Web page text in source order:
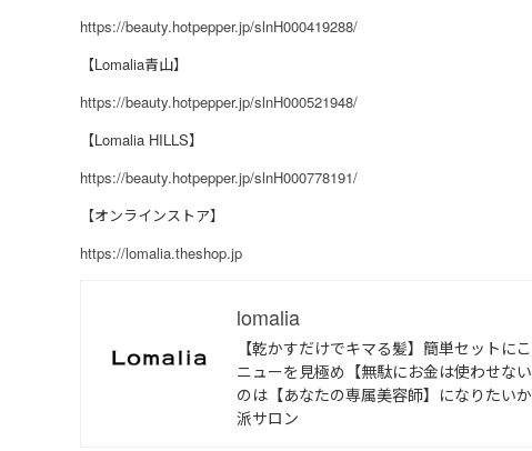
https://beauty.hotpepper.jp/slnH000419288/
【Lomalia青山】
https://beauty.hotpepper.jp/slnH000521948/
【Lomalia HILLS】
https://beauty.hotpepper.jp/slnH000778191/
【オンラインストア】
https://lomalia.theshop.jp
lomalia
【乾かすだけでキマる髪】簡単セットに
ニューを見極め【無駄にお金は使わせな
のは【あなたの専属美容師】になりたい
派サロン